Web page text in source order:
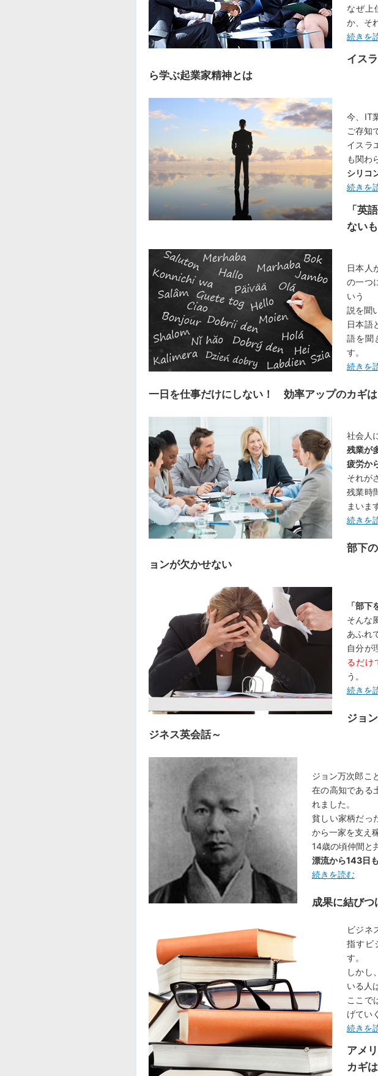
なぜ上
か、そ
続きを
イス
ら学ぶ起業家精神とは
今、IT
ご存知
イスラ
も関わ
シリコ
続きを
「英
ない
日本人
の一つ
いう
説を聞
日本語
語を聞
す。
続きを
一日を仕事だけにしない！ 効率アップのカギは
社会人
残業が
疲労か
それが
残業時
まいま
続きを
部下
ョンが欠かせない
「部
そんな
あふれ
自分が
るだけ
う。
続きを
ジョ
ジネス英会話～
ジョン万次郎こ
在の高知である
れました。
貧しい家柄だっ
から一家を支え
14歳の頃仲間と
漂流から143日
続きを読む
成果に結び
ビジネ
指すビ
す。
しかし
いる人
ここで
げてい
続きを
アメ
カギ